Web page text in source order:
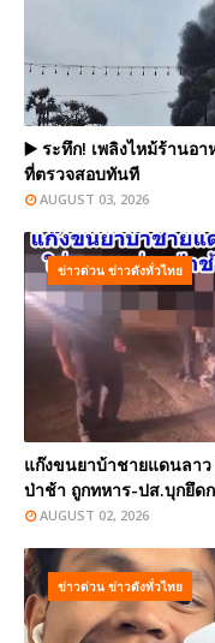
▶️ ระทึก! เพลิงไหม้ร้านอา
ที่ตรวจสอบทันที
AUGUST 03, 2026
ข่าวด่วน ข่าวดังทั่วไทย
แก๊งขนยาบ้าชายแดนลา
ป่าช้า ถูกทหาร-ปส.บุกยึด
AUGUST 02, 2026
ข่าวด่วน ข่าวดังทั่วไทย